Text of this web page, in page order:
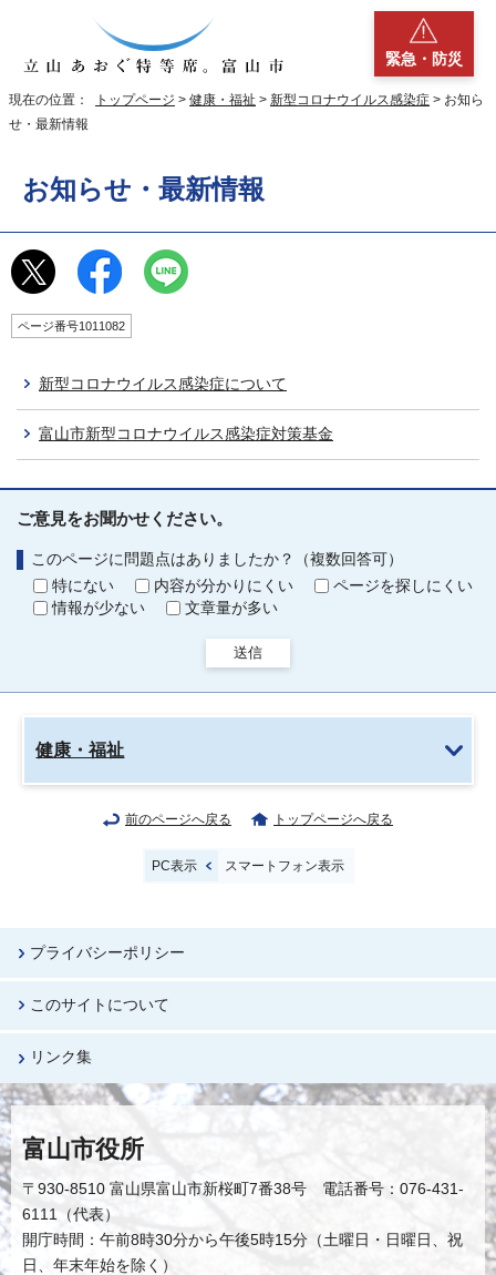
緊急・防災
現在の位置： トップページ > 健康・福祉 > 新型コロナウイルス感染症 > お知ら
せ・最新情報
お知らせ・最新情報
ページ番号1011082
新型コロナウイルス感染症について
富山市新型コロナウイルス感染症対策基金
ご意見をお聞かせください。
このページに問題点はありましたか？（複数回答可）
特にない
内容が分かりにくい
ページを探しにくい
情報が少ない
文章量が多い
送信
健康・福祉
前のページへ戻る トップページへ戻る
PC表示 スマートフォン表示
プライバシーポリシー
このサイトについて
リンク集
富山市役所
〒930-8510 富山県富山市新桜町7番38号 電話番号：076-431-
6111（代表）
開庁時間：午前8時30分から午後5時15分（土曜日・日曜日、祝
日、年末年始を除く）